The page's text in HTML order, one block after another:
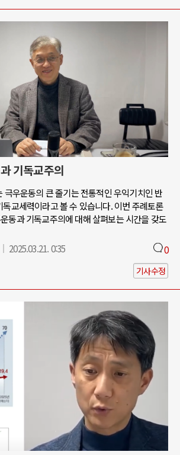
기독교주의
극우운동의 큰 줄기는 전통적인 우익기치인 반
교세력이라고 볼 수 있습니다. 이번 주례토론
동과 기독교주의에 대해 살펴보는 시간을 갖도
2025.03.21. 0:35 0
기사수정